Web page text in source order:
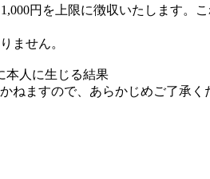
円を上限に徴収いたします。
ません。
本人に生じる結果
ますので、あらかじめご了承く